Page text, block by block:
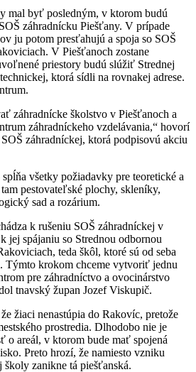
mal byť posledným, v ktorom budú
záhradnícku Piešťany. V prípade
ju potom presťahujú a spoja so SOŠ
V Piešťanoch zostane
priestory budú slúžiť Strednej
ktorá sídli na rovnakej adrese.
záhradnícke školstvo v Piešťanoch a
záhradníckeho vzdelávania,“ hovorí
záhradníckej, ktorá podpisovú akciu
všetky požiadavky pre teoretické a
pestovateľské plochy, skleníky,
sad a rozárium.
k rušeniu SOŠ záhradníckej v
jej spájaniu so Strednou odbornou
teda škôl, ktoré sú od seba
Týmto krokom chceme vytvoriť jednu
pre záhradníctvo a ovocinárstvo
tnavský župan Jozef Viskupič.
žiaci nenastúpia do Rakovíc, pretože
prostredia. Dlhodobo nie je
o areál, v ktorom bude mať spojená
Preto hrozí, že namiesto vzniku
zanikne tá piešťanská.